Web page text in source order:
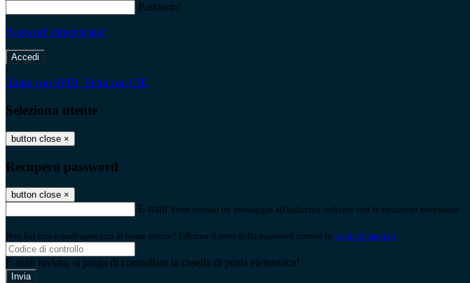
Password
Password dimenticata?
-
Entra con SPID Entra con CIE
Seleziona utente
button close ×
Recupero password
button close ×
E-mail Verrà inviato un messaggio all'indirizzo indicato con le istruzioni necessarie.
Non hai una e-mail associata al nome utente? Effettua il reset della password tramite la Login Spaggiari
E-mail inviata, si prega di controllare la casella di posta elettronica!